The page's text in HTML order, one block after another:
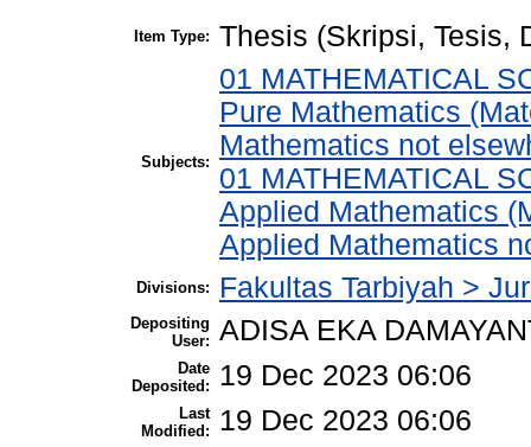
Item Type: Thesis (Skripsi, Tesis,
Subjects:
01 MATHEMATICAL
Pure Mathematics
Mathematics not
01 MATHEMATICAL
Applied Mathematics
Applied Mathematics
Divisions: Fakultas Tarbiyah >
Depositing
User: ADISA EKA
Date
Deposited:
19 Dec 2023 06:06
Last
Modified:
19 Dec 2023 06:06